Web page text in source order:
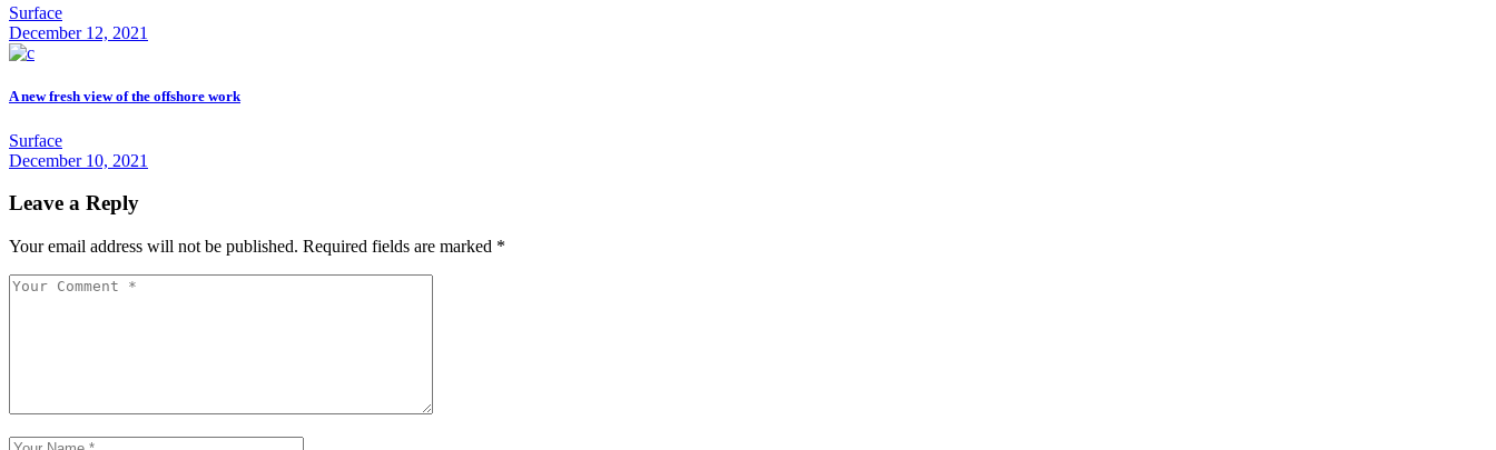
Surface
December 12, 2021
A new fresh view of the offshore work
Surface
December 10, 2021
Leave a Reply
Your email address will not be published. Required fields are marked *